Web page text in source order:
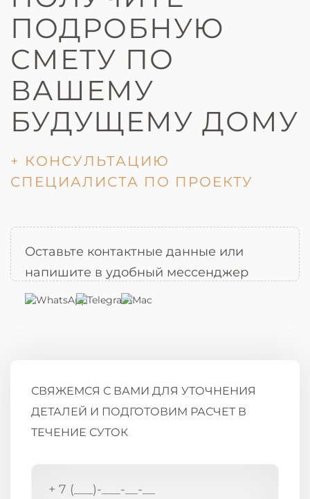
ПОДРОБНУЮ
СМЕТУ ПО
ВАШЕМУ
БУДУЩЕМУ ДОМУ
+ КОНСУЛЬТАЦИЮ
СПЕЦИАЛИСТА ПО ПРОЕКТУ
Оставьте контактные данные или
напишите в удобный мессенджер
СВЯЖЕМСЯ С ВАМИ ДЛЯ УТОЧНЕНИЯ
ДЕТАЛЕЙ И ПОДГОТОВИМ РАСЧЕТ В
ТЕЧЕНИЕ СУТОК